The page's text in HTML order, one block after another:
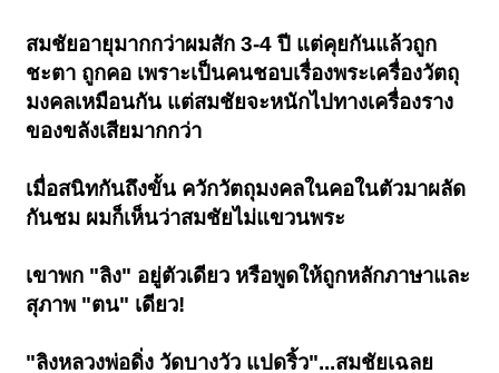
สมชัยอายุมากกว่าผมสัก 3-4 ปี แต่คุยกันแล้วถูก
ชะตา ถูกคอ เพราะเป็นคนชอบเรื่องพระเครื่องวัตถุ
มงคลเหมือนกัน แต่สมชัยจะหนักไปทางเครื่องราง
ของขลังเสียมากกว่า
เมื่อสนิทกันถึงขั้น ควักวัตถุมงคลในคอในตัวมาผลัด
กันชม ผมก็เห็นว่าสมชัยไม่แขวนพระ
เขาพก "ลิง" อยู่ตัวเดียว หรือพูดให้ถูกหลักภาษาและ
สุภาพ "ตน" เดียว!
"ลิงหลวงพ่อดิ่ง วัดบางวัว แปดริ้ว"...สมชัยเฉลย